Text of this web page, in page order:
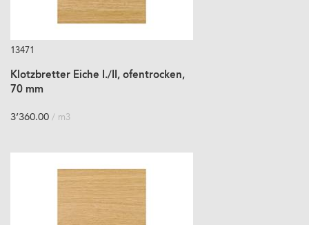
13471
Klotzbretter Eiche I./II, ofentrocken,
70 mm
3’360.00 / m3